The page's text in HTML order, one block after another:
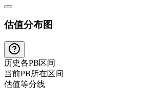
估值分布图
历史各PB区间
当前PB所在区间
估值等分线